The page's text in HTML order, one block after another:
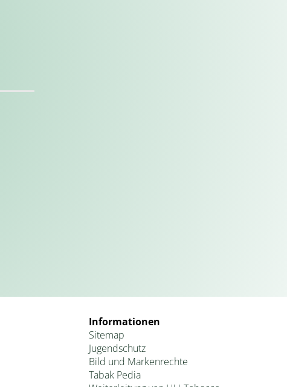
Informationen
Sitemap
Jugendschutz
Bild und Markenrechte
Tabak Pedia